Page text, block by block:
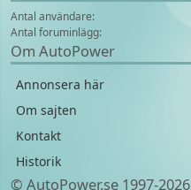
Antal användare:
Antal foruminlägg:
Om AutoPower
Annonsera här
Om sajten
Kontakt
Historik
© AutoPower.se 1997‑2026